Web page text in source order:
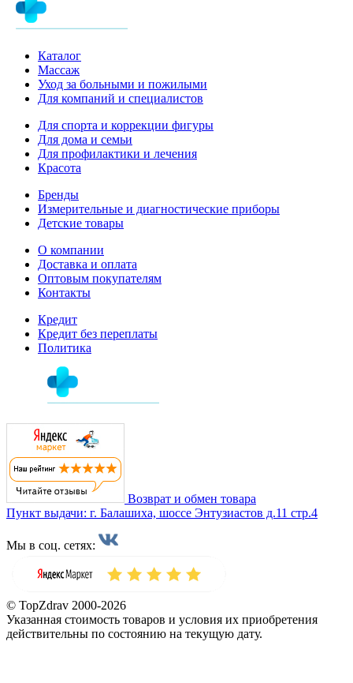
Каталог
Массаж
Уход за больными и пожилыми
Для компаний и специалистов
Для спорта и коррекции фигуры
Для дома и семьи
Для профилактики и лечения
Красота
Бренды
Измерительные и диагностические приборы
Детские товары
О компании
Доставка и оплата
Оптовым покупателям
Контакты
Кредит
Кредит без переплаты
Политика
Возврат и обмен товара
Пункт выдачи: г. Балашиха, шоссе Энтузиастов д.11 стр.4
Мы в соц. сетях:
© TopZdrav 2000-2026
Указанная стоимость товаров и условия их приобретения
действительны по состоянию на текущую дату.